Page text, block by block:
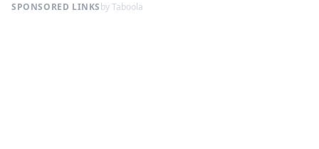
SPONSORED LINKSby Taboola